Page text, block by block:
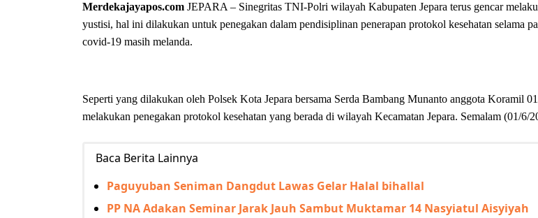
Merdekajayapos.com JEPARA – Sinegritas TNI-Polri wilayah Kabupaten Jepara terus gencar
yustisi, hal ini dilakukan untuk penegakan dalam pendisiplinan penerapan protokol kesehatan selama
covid-19 masih melanda.
Seperti yang dilakukan oleh Polsek Kota Jepara bersama Serda Bambang Munanto anggota Koramil
melakukan penegakan protokol kesehatan yang berada di wilayah Kecamatan Jepara. Semalam (01/6/
Baca Berita Lainnya
Paguyuban Seniman Dangdut Lawas Gelar Halal bihallal
PP NA Adakan Seminar Jarak Jauh Sambut Muktamar 14 Nasyiatul Aisyiyah